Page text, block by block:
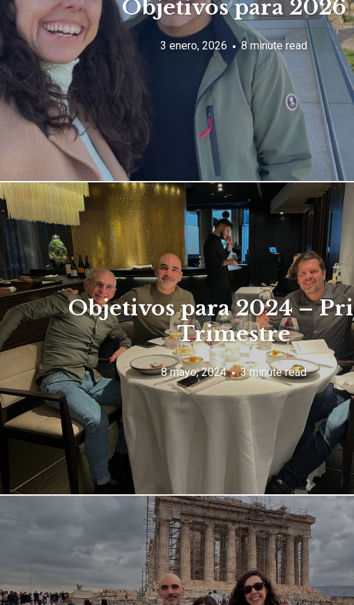
Objetivos para 2026
3 enero, 2026 8 minute read
Objetivos para 2024 –
Trimestre
8 mayo, 2024 3 minute read